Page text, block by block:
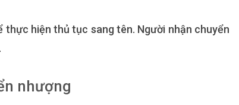
thực hiện thủ tục sang tên. Người nhận chuyển
nhượng